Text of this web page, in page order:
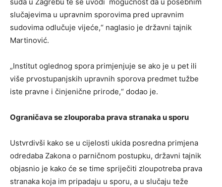
suda u Zagrebu te se uvodi mogućnost da u posebnim
slučajevima u upravnim sporovima pred upravnim
sudovima odlučuje vijeće,“ naglasio je državni tajnik
Martinović.
„Institut oglednog spora primjenjuje se ako je u pet ili
više prvostupanjskih upravnih sporova predmet tužbe
iste pravne i činjenične prirode,“ dodao je.
Ograničava se zlouporaba prava stranaka u sporu
Ustvrdivši kako se u cijelosti ukida posredna primjena
odredaba Zakona o parničnom postupku, državni tajnik
objasnio je kako će se time spriječiti zloupotreba prava
stranaka koja im pripadaju u sporu, a u slučaju teže